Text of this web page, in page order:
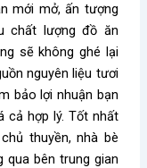
mới mở, ấn tượng
chất lượng đồ ăn
sẽ không ghé lại
nguyên liệu tươi
bảo lợi nhuận bạn
cả hợp lý. Tốt nhất
thuyền, nhà bè
qua bên trung gian